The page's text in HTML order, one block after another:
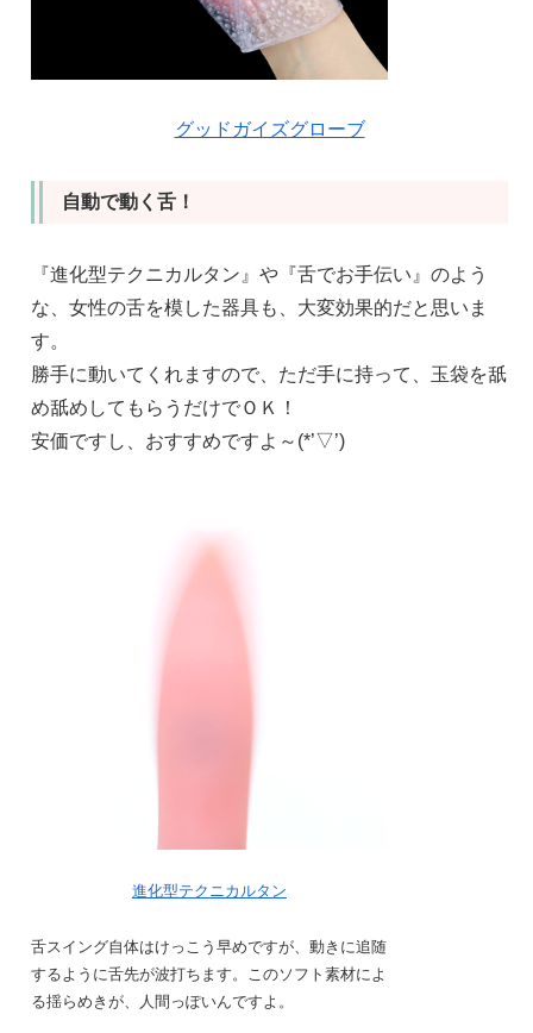
グッドガイズグローブ
自動で動く舌！
『進化型テクニカルタン』や『舌でお手伝い』のよう
な、女性の舌を模した器具も、大変効果的だと思いま
す。
勝手に動いてくれますので、ただ手に持って、玉袋を舐
め舐めしてもらうだけでＯＫ！
安価ですし、おすすめですよ～(*’▽’)
進化型テクニカルタン
舌スイング自体はけっこう早めですが、動きに追随
するように舌先が波打ちます。このソフト素材によ
る揺らめきが、人間っぽいんですよ。